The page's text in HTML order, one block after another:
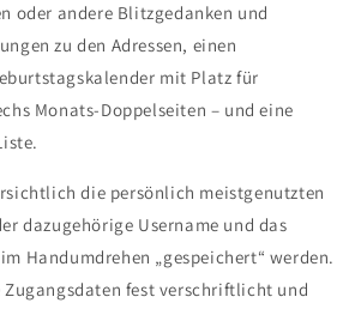
oder andere Blitzgedanken und
zu den Adressen, einen
mit Platz für
Monats-Doppelseiten – und eine
die persönlich meistgenutzten
dazugehörige Username und das
Handumdrehen „gespeichert“ werden.
fest verschriftlicht und